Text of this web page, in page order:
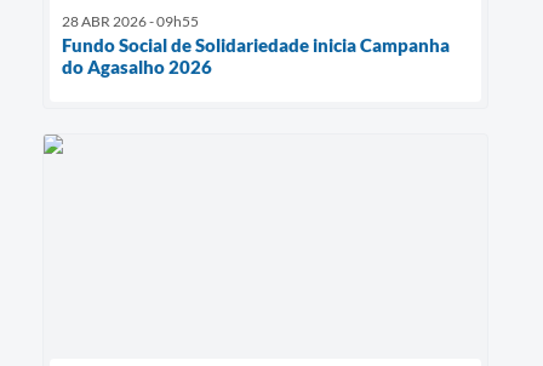
28 ABR 2026 - 09h55
Fundo Social de Solidariedade inicia Campanha
do Agasalho 2026